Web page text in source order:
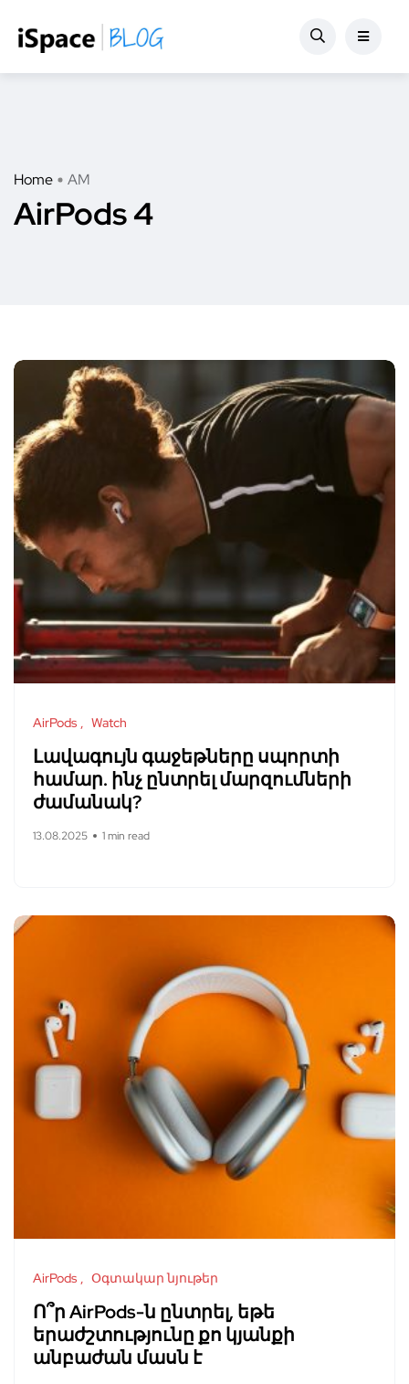
Home AM
AirPods 4
AirPods Watch
Լավագույն գաջեթները սպորտի
համար. ինչ ընտրել մարզումների
ժամանակ?
13.08.2025 1 min read
AirPods Օգտակար նյութեր
Ո՞ր AirPods-ն ընտրել, եթե
երաժշտությունը քո կյանքի
անբաժան մասն է